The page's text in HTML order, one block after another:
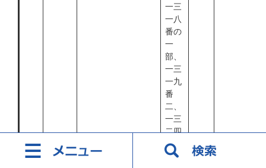
一三
一八
番の
一
部、
一三
一九
番
二、
一三
二四
番一
の一